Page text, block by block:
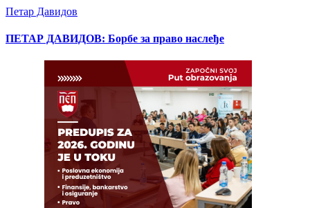
Петар Давидов
ПЕТАР ДАВИДОВ: Борбе за право наслеђе